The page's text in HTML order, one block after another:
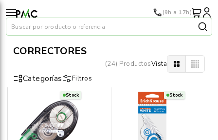
›
Material oficina ›
(9h a 17h)
Buscar por producto o referencia
CORRECTORES
Categorías Filtros
(24) ProductosVista
Stock Stock